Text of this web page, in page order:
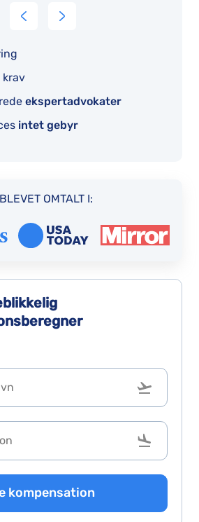
interface
krav
ekspertadvokater
intet gebyr
OMTALT I:
kompensation